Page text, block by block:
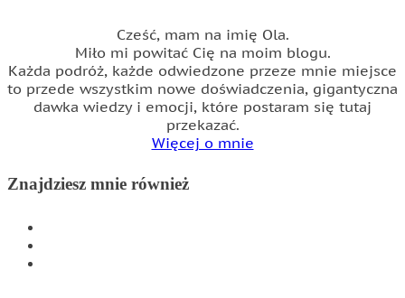
Cześć, mam na imię Ola.
Miło mi powitać Cię na moim blogu.
Każda podróż, każde odwiedzone przeze mnie miejsce
to przede wszystkim nowe doświadczenia, gigantyczna
dawka wiedzy i emocji, które postaram się tutaj
przekazać.
Więcej o mnie
Znajdziesz mnie również